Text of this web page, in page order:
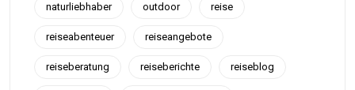
naturliebhaber outdoor reise
reiseabenteuer reiseangebote
reiseberatung reiseberichte reiseblog